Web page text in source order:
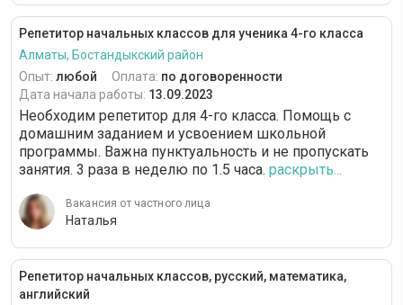
Репетитор начальных классов для ученика 4-го класса
Алматы, Бостандыкский район
Опыт: любой Оплата: по договоренности
Дата начала работы: 13.09.2023
Необходим репетитор для 4-го класса. Помощь с
домашним заданием и усвоением школьной
программы. Важна пунктуальность и не пропускать
занятия. 3 раза в неделю по 1.5 часа. раскрыть...
Вакансия от частного лица
Наталья
Репетитор начальных классов, русский, математика,
английский